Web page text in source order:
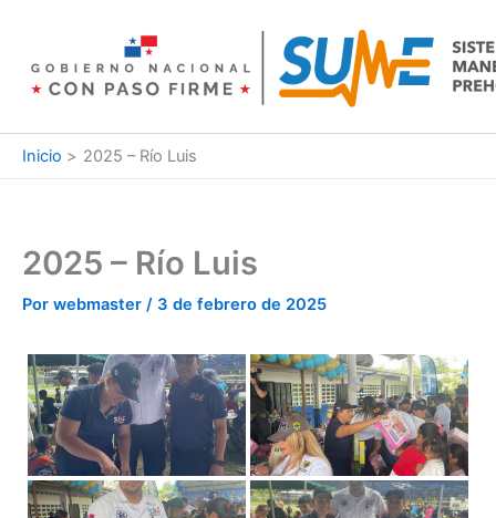
contenido
Inicio 2025 – Río Luis
2025 – Río Luis
Por webmaster / 3 de febrero de 2025